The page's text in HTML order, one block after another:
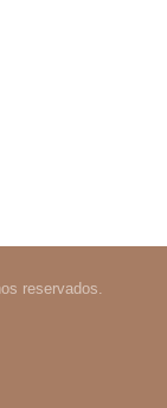
reservados.